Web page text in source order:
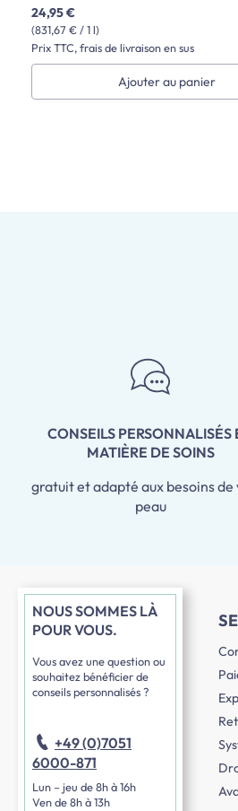
(831,67 € / 1 l)
24,95 €
Prix TTC, frais de livraison en sus
Ajouter au panier
CONSEILS PERSONNALISÉS
MATIÈRE DE SOINS
gratuit et adapté aux besoins de
peau
NOUS SOMMES LÀ
POUR VOUS.
Vous avez une question ou
souhaitez bénéficier de
conseils personnalisés ?
+49 (0)7051
6000-871
Lun – jeu de 8h à 16h
Ven de 8h à 13h